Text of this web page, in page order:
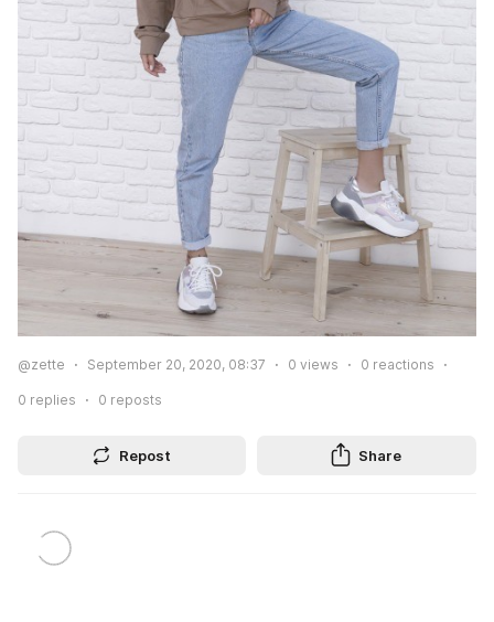
@zette September 20, 2020, 08:37 0 views 0 reactions
0 replies 0 reposts
Repost Share